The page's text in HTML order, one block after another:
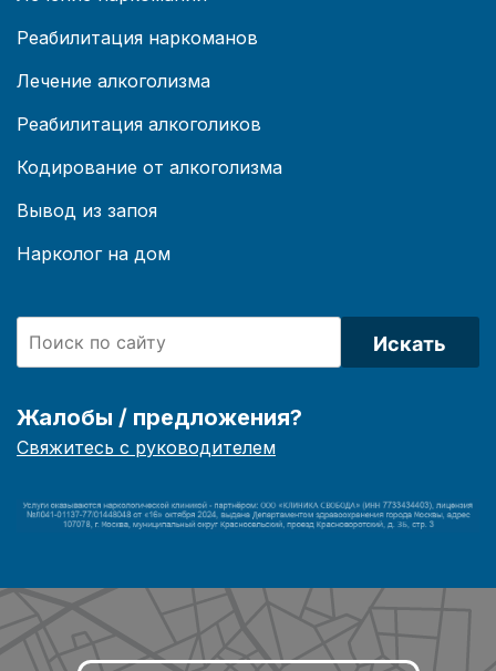
Реабилитация наркоманов
Лечение алкоголизма
Реабилитация алкоголиков
Кодирование от алкоголизма
Вывод из запоя
Нарколог на дом
Искать
Жалобы / предложения?
Свяжитесь с руководителем